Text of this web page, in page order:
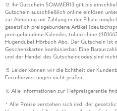
12 Ihr Gutschein SOMMER13 gilt bis
Gutschein ausschließlich online einlösen
zur Abholung mit Zahlung in der Filiale
gesetzlich preisgebundene Artikel
preisgebundene Kalender, tolino shine
Hugendubel Hörbuch Abo. Der Gutschein ist
Geschenkkarten kombinierbar. Eine
und der Handel des Gutscheincodes sind
15 Leider können wir die Echtheit der
Einzelbewertungen nicht prüfen.
16 Alle Informationen zur Tiefpreisgarantie
* Alle Preise verstehen sich inkl. der